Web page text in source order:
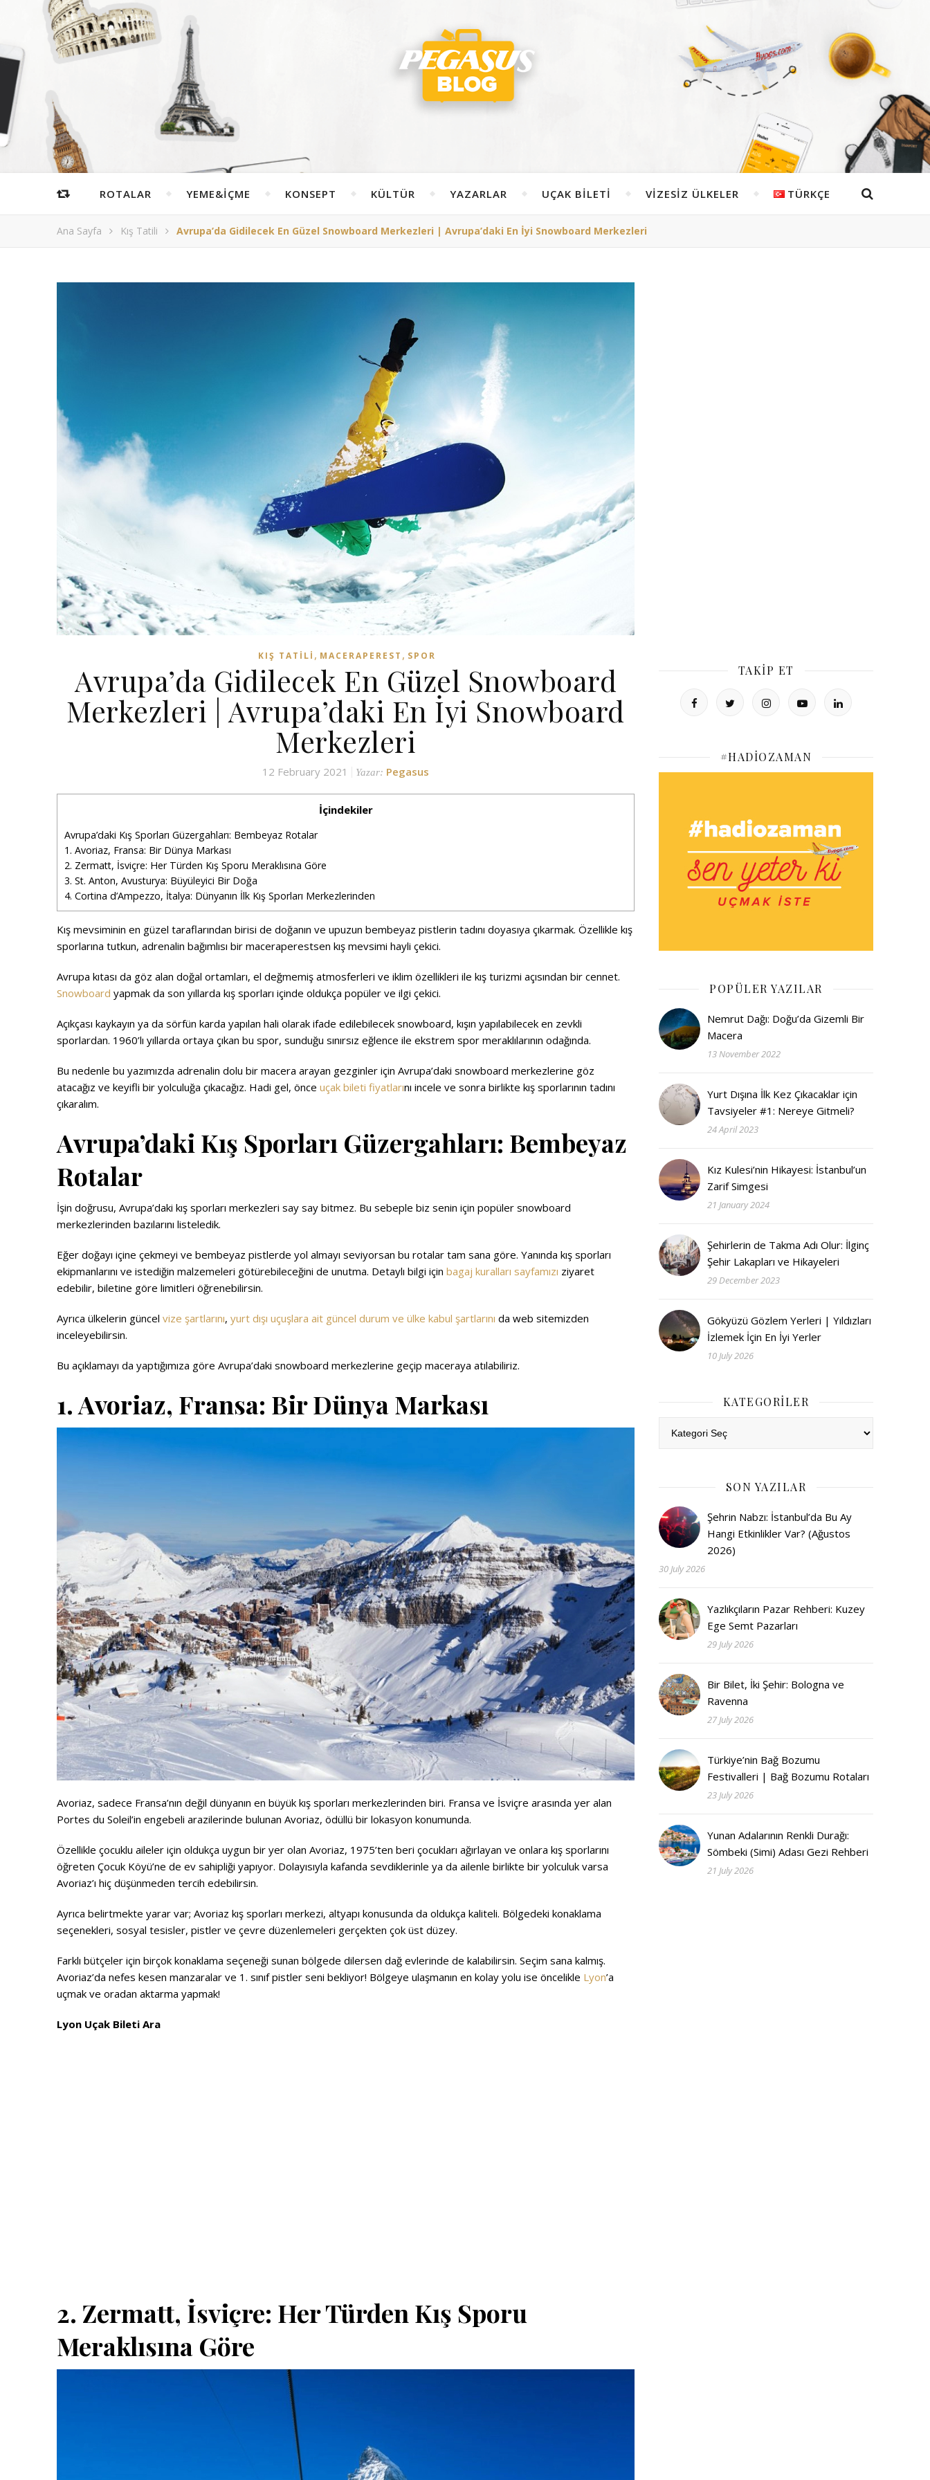
ROTALAR YEME&İÇME KONSEPT KÜLTÜR YAZARLAR UÇAK BILETI VIZESIZ ÜLKELER TÜRKÇE
Ana Sayfa Kış Tatili Avrupa’da Gidilecek En Güzel Snowboard Merkezleri | Avrupa’daki En İyi Snowboard Merkezleri
KIŞ TATILI , MACERAPEREST , SPOR
Avrupa’da Gidilecek En Güzel Snowboard
Merkezleri | Avrupa’daki En İyi Snowboard
Merkezleri
12 February 2021 Yazar: Pegasus
İçindekiler
Avrupa’daki Kış Sporları Güzergahları: Bembeyaz Rotalar
1. Avoriaz, Fransa: Bir Dünya Markası
2. Zermatt, İsviçre: Her Türden Kış Sporu Meraklısına Göre
3. St. Anton, Avusturya: Büyüleyici Bir Doğa
4. Cortina d’Ampezzo, İtalya: Dünyanın İlk Kış Sporları Merkezlerinden
Kış mevsiminin en güzel taraflarından birisi de doğanın ve upuzun bembeyaz pistlerin tadını doyasıya çıkarmak. Özellikle kış
sporlarına tutkun, adrenalin bağımlısı bir maceraperestsen kış mevsimi hayli çekici.
Avrupa kıtası da göz alan doğal ortamları, el değmemiş atmosferleri ve iklim özellikleri ile kış turizmi açısından bir cennet.
Snowboard yapmak da son yıllarda kış sporları içinde oldukça popüler ve ilgi çekici.
Açıkçası kaykayın ya da sörfün karda yapılan hali olarak ifade edilebilecek snowboard, kışın yapılabilecek en zevkli
sporlardan. 1960’lı yıllarda ortaya çıkan bu spor, sunduğu sınırsız eğlence ile ekstrem spor meraklılarının odağında.
Bu nedenle bu yazımızda adrenalin dolu bir macera arayan gezginler için Avrupa’daki snowboard merkezlerine göz
atacağız ve keyifli bir yolculuğa çıkacağız. Hadi gel, önce uçak bileti fiyatlarını incele ve sonra birlikte kış sporlarının tadını
çıkaralım.
Avrupa’daki Kış Sporları Güzergahları: Bembeyaz
Rotalar
İşin doğrusu, Avrupa’daki kış sporları merkezleri say say bitmez. Bu sebeple biz senin için popüler snowboard
merkezlerinden bazılarını listeledik.
Eğer doğayı içine çekmeyi ve bembeyaz pistlerde yol almayı seviyorsan bu rotalar tam sana göre. Yanında kış sporları
ekipmanlarını ve istediğin malzemeleri götürebileceğini de unutma. Detaylı bilgi için bagaj kuralları sayfamızı ziyaret
edebilir, biletine göre limitleri öğrenebilirsin.
Ayrıca ülkelerin güncel vize şartlarını, yurt dışı uçuşlara ait güncel durum ve ülke kabul şartlarını da web sitemizden
inceleyebilirsin.
Bu açıklamayı da yaptığımıza göre Avrupa’daki snowboard merkezlerine geçip maceraya atılabiliriz.
1. Avoriaz, Fransa: Bir Dünya Markası
Avoriaz, sadece Fransa’nın değil dünyanın en büyük kış sporları merkezlerinden biri. Fransa ve İsviçre arasında yer alan
Portes du Soleil’in engebeli arazilerinde bulunan Avoriaz, ödüllü bir lokasyon konumunda.
Özellikle çocuklu aileler için oldukça uygun bir yer olan Avoriaz, 1975’ten beri çocukları ağırlayan ve onlara kış sporlarını
öğreten Çocuk Köyü’ne de ev sahipliği yapıyor. Dolayısıyla kafanda sevdiklerinle ya da ailenle birlikte bir yolculuk varsa
Avoriaz’ı hiç düşünmeden tercih edebilirsin.
Ayrıca belirtmekte yarar var; Avoriaz kış sporları merkezi, altyapı konusunda da oldukça kaliteli. Bölgedeki konaklama
seçenekleri, sosyal tesisler, pistler ve çevre düzenlemeleri gerçekten çok üst düzey.
Farklı bütçeler için birçok konaklama seçeneği sunan bölgede dilersen dağ evlerinde de kalabilirsin. Seçim sana kalmış.
Avoriaz’da nefes kesen manzaralar ve 1. sınıf pistler seni bekliyor! Bölgeye ulaşmanın en kolay yolu ise öncelikle Lyon’a
uçmak ve oradan aktarma yapmak!
Lyon Uçak Bileti Ara
2. Zermatt, İsviçre: Her Türden Kış Sporu
Meraklısına Göre
TAKIP ET
#HADIOZAMAN
POPÜLER YAZILAR
Nemrut Dağı: Doğu’da Gizemli Bir
Macera
13 November 2022
Yurt Dışına İlk Kez Çıkacaklar için
Tavsiyeler #1: Nereye Gitmeli?
24 April 2023
Kız Kulesi’nin Hikayesi: İstanbul’un
Zarif Simgesi
21 January 2024
Şehirlerin de Takma Adı Olur: İlginç
Şehir Lakapları ve Hikayeleri
29 December 2023
Gökyüzü Gözlem Yerleri | Yıldızları
İzlemek İçin En İyi Yerler
10 July 2026
KATEGORILER
SON YAZILAR
Şehrin Nabzı: İstanbul’da Bu Ay
Hangi Etkinlikler Var? (Ağustos
2026)
30 July 2026
Yazlıkçıların Pazar Rehberi: Kuzey
Ege Semt Pazarları
29 July 2026
Bir Bilet, İki Şehir: Bologna ve
Ravenna
27 July 2026
Türkiye’nin Bağ Bozumu
Festivalleri | Bağ Bozumu Rotaları
23 July 2026
Yunan Adalarının Renkli Durağı:
Sömbeki (Simi) Adası Gezi Rehberi
21 July 2026